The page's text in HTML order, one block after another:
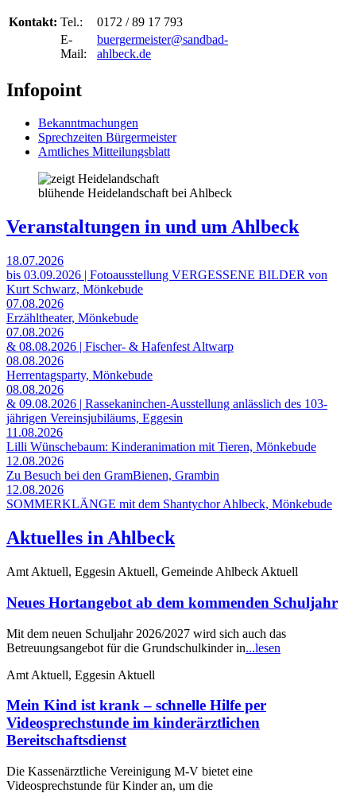
Kontakt: Tel.:
0172 / 89 17 793
E-
Mail:
buergermeister@sandbad-
ahlbeck.de
Infopoint
Bekanntmachungen
Sprechzeiten Bürgermeister
Amtliches Mitteilungsblatt
blühende Heidelandschaft bei Ahlbeck
Veranstaltungen in und um Ahlbeck
18.07.2026
bis 03.09.2026 | Fotoausstellung VERGESSENE BILDER von
Kurt Schwarz, Mönkebude
07.08.2026
Erzähltheater, Mönkebude
07.08.2026
& 08.08.2026 | Fischer- & Hafenfest Altwarp
08.08.2026
Herrentagsparty, Mönkebude
08.08.2026
& 09.08.2026 | Rassekaninchen-Ausstellung anlässlich des 103-
jährigen Vereinsjubiläums, Eggesin
11.08.2026
Lilli Wünschebaum: Kinderanimation mit Tieren, Mönkebude
12.08.2026
Zu Besuch bei den GramBienen, Grambin
12.08.2026
SOMMERKLÄNGE mit dem Shantychor Ahlbeck, Mönkebude
Aktuelles in Ahlbeck
Amt Aktuell, Eggesin Aktuell, Gemeinde Ahlbeck Aktuell
Neues Hortangebot ab dem kommenden Schuljahr
Mit dem neuen Schuljahr 2026/2027 wird sich auch das
Betreuungsangebot für die Grundschulkinder in...lesen
Amt Aktuell, Eggesin Aktuell
Mein Kind ist krank – schnelle Hilfe per
Videosprechstunde im kinderärztlichen
Bereitschaftsdienst
Die Kassenärztliche Vereinigung M-V bietet eine
Videosprechstunde für Kinder an, um die